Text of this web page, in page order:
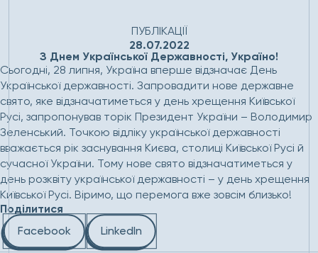
З Днем Української Державності, Україно!
ПУБЛІКАЦІЇ
28.07.2022
Поділитися
Facebook
LinkedIn
Сьогодні, 28 липня, Україна вперше відзначає День
Української державності. Запровадити нове державне
свято, яке відзначатиметься у день хрещення Київської
Русі, запропонував торік Президент України – Володимир
Зеленський. Точкою відліку української державності
вважається рік заснування Києва, столиці Київської Русі й
сучасної України. Тому нове свято відзначатиметься у
день розквіту української державності – у день хрещення
Київської Русі. Віримо, що перемога вже зовсім близько!